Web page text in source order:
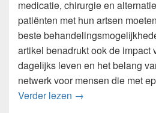
medicatie, chirurgie en
patiënten met hun artsen
beste
artikel benadrukt ook de impact
dagelijks leven en het belang
netwerk voor mensen die met
Verder lezen Oorzaken en
→